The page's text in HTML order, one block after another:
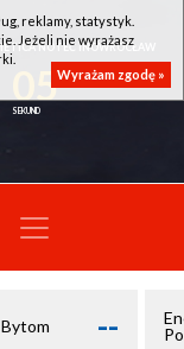
NOTEĆ INOWROCŁAW
05
--
reklamy, statystyk.
Jeżeli nie wyrażasz
Wyrażam zgodę »